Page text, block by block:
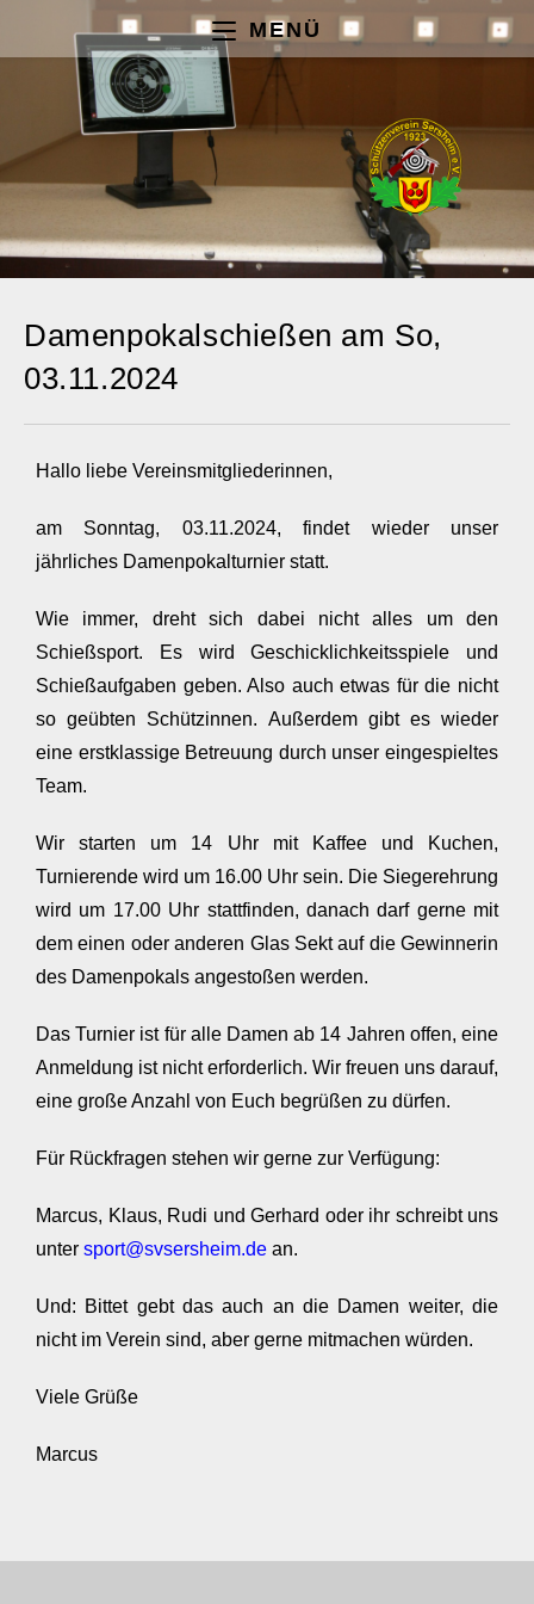
MENÜ
Damenpokalschießen am So,
03.11.2024
Hallo liebe Vereinsmitgliederinnen,
am Sonntag, 03.11.2024, findet wieder unser
jährliches Damenpokalturnier statt.
Wie immer, dreht sich dabei nicht alles um den
Schießsport. Es wird Geschicklichkeitsspiele und
Schießaufgaben geben. Also auch etwas für die nicht
so geübten Schützinnen. Außerdem gibt es wieder
eine erstklassige Betreuung durch unser eingespieltes
Team.
Wir starten um 14 Uhr mit Kaffee und Kuchen,
Turnierende wird um 16.00 Uhr sein. Die Siegerehrung
wird um 17.00 Uhr stattfinden, danach darf gerne mit
dem einen oder anderen Glas Sekt auf die Gewinnerin
des Damenpokals angestoßen werden.
Das Turnier ist für alle Damen ab 14 Jahren offen, eine
Anmeldung ist nicht erforderlich. Wir freuen uns darauf,
eine große Anzahl von Euch begrüßen zu dürfen.
Für Rückfragen stehen wir gerne zur Verfügung:
Marcus, Klaus, Rudi und Gerhard oder ihr schreibt uns
unter sport@svsersheim.de an.
Und: Bittet gebt das auch an die Damen weiter, die
nicht im Verein sind, aber gerne mitmachen würden.
Viele Grüße
Marcus